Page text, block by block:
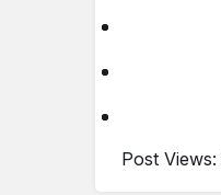
Post Views: